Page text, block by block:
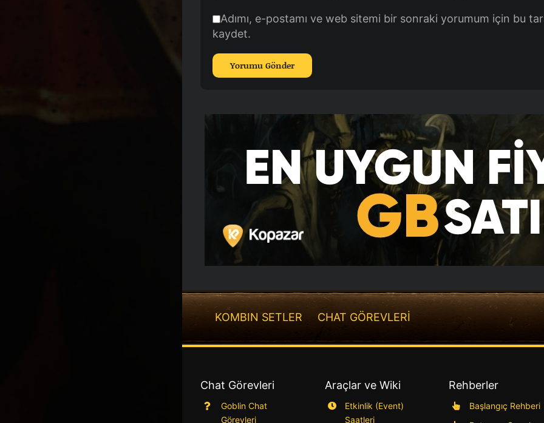
Adımı, e-postamı ve web sitemi bir sonraki yorumum için bu
kaydet.
KOMBIN SETLER CHAT GÖREVLERİ
Chat Görevleri
Goblin Chat
Görevleri
Araçlar ve Wiki
Etkinlik (Event)
Saatleri
Rehberler
Başlangıç Rehberi